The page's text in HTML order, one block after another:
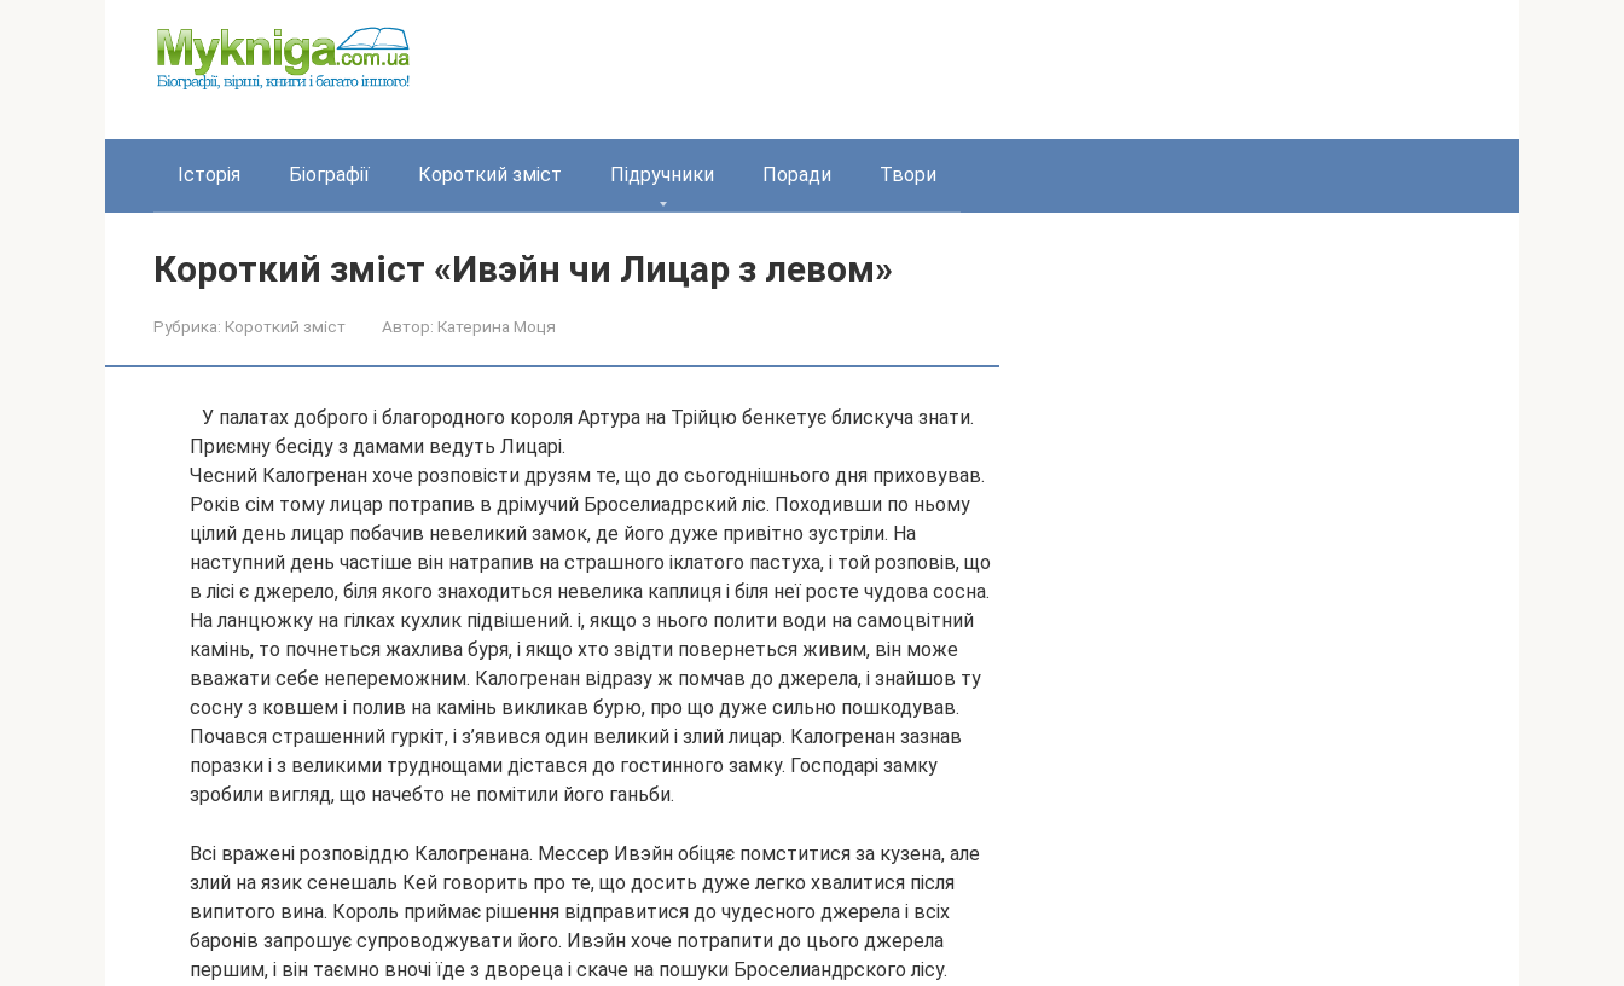
Історія Біографії Короткий зміст Підручники Поради Твори
Короткий зміст «Ивэйн чи Лицар з левом»
Рубрика: Короткий зміст Автор: Катерина Моця
У палатах доброго і благородного короля Артура на Трійцю бенкетує блискуча знати.
Приємну бесіду з дамами ведуть Лицарі.
Чесний Калогренан хоче розповісти друзям те, що до сьогоднішнього дня приховував.
Років сім тому лицар потрапив в дрімучий Броселиадрский ліс. Походивши по ньому
цілий день лицар побачив невеликий замок, де його дуже привітно зустріли. На
наступний день частіше він натрапив на страшного іклатого пастуха, і той розповів, що
в лісі є джерело, біля якого знаходиться невелика каплиця і біля неї росте чудова сосна.
На ланцюжку на гілках кухлик підвішений. і, якщо з нього полити води на самоцвітний
камінь, то почнеться жахлива буря, і якщо хто звідти повернеться живим, він може
вважати себе непереможним. Калогренан відразу ж помчав до джерела, і знайшов ту
сосну з ковшем і полив на камінь викликав бурю, про що дуже сильно пошкодував.
Почався страшенний гуркіт, і з’явився один великий і злий лицар. Калогренан зазнав
поразки і з великими труднощами дістався до гостинного замку. Господарі замку
зробили вигляд, що начебто не помітили його ганьби.
Всі вражені розповіддю Калогренана. Мессер Ивэйн обіцяє помститися за кузена, але
злий на язик сенешаль Кей говорить про те, що досить дуже легко хвалитися після
випитого вина. Король приймає рішення відправитися до чудесного джерела і всіх
баронів запрошує супроводжувати його. Ивэйн хоче потрапити до цього джерела
першим, і він таємно вночі їде з двореца і скаче на пошуки Броселиандрского лісу.